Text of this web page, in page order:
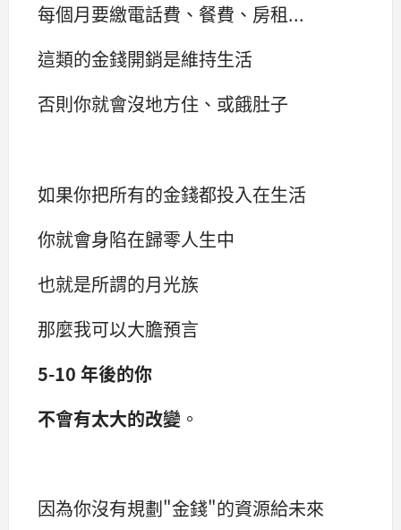
每個月要繳電話費、餐費、房租...
這類的金錢開銷是維持生活
否則你就會沒地方住、或餓肚子
如果你把所有的金錢都投入在生活
你就會身陷在歸零人生中
也就是所謂的月光族
那麼我可以大膽預言
5-10 年後的你
不會有太大的改變 。
因為你沒有規劃"金錢"的資源給未來